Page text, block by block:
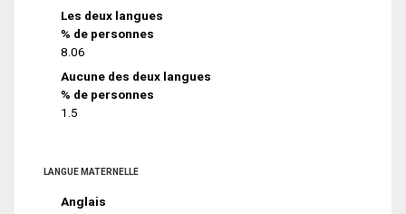
Les deux langues
% de personnes
8.06
Aucune des deux langues
% de personnes
1.5
LANGUE MATERNELLE
Anglais